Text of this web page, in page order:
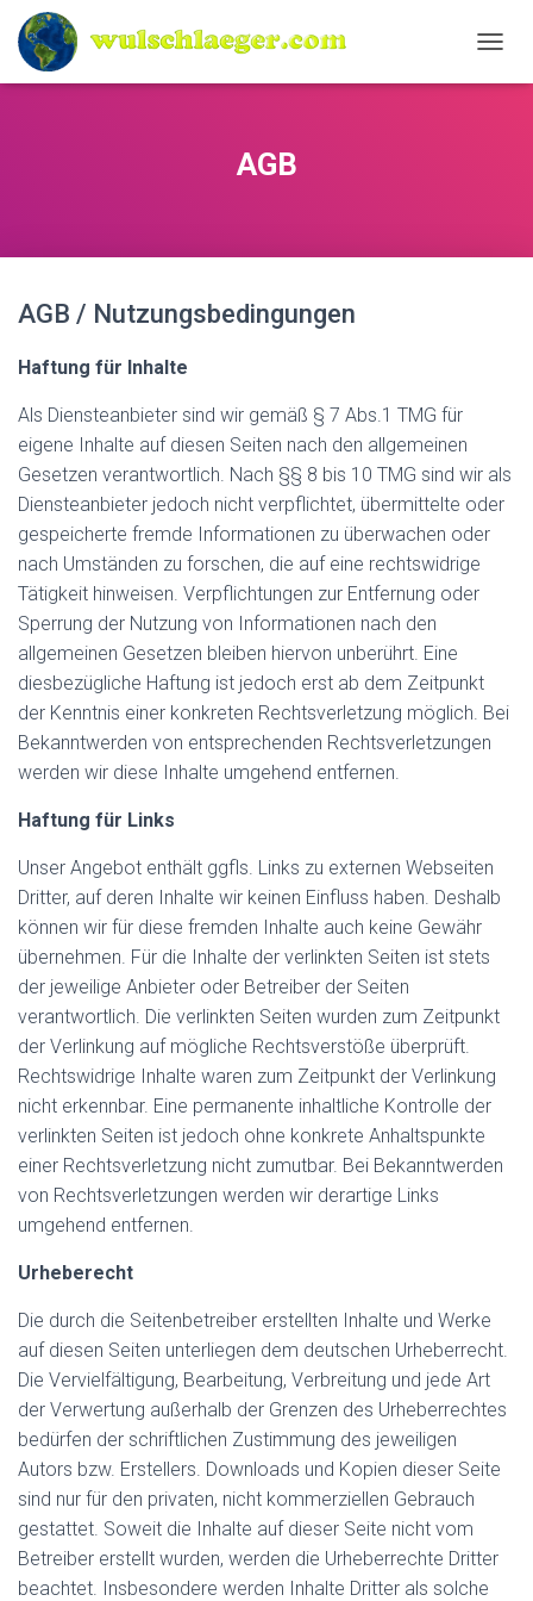
A
E
AGB
AGB / Nutzungsbedingungen
Haftung für Inhalte
Als Diensteanbieter sind wir gemäß § 7 Abs.1 TMG für
eigene Inhalte auf diesen Seiten nach den allgemeinen
Gesetzen verantwortlich. Nach §§ 8 bis 10 TMG sind wir als
Diensteanbieter jedoch nicht verpflichtet, übermittelte oder
gespeicherte fremde Informationen zu überwachen oder
nach Umständen zu forschen, die auf eine rechtswidrige
Tätigkeit hinweisen. Verpflichtungen zur Entfernung oder
Sperrung der Nutzung von Informationen nach den
allgemeinen Gesetzen bleiben hiervon unberührt. Eine
diesbezügliche Haftung ist jedoch erst ab dem Zeitpunkt
der Kenntnis einer konkreten Rechtsverletzung möglich. Bei
Bekanntwerden von entsprechenden Rechtsverletzungen
werden wir diese Inhalte umgehend entfernen.
Haftung für Links
Unser Angebot enthält ggfls. Links zu externen Webseiten
Dritter, auf deren Inhalte wir keinen Einfluss haben. Deshalb
können wir für diese fremden Inhalte auch keine Gewähr
übernehmen. Für die Inhalte der verlinkten Seiten ist stets
der jeweilige Anbieter oder Betreiber der Seiten
verantwortlich. Die verlinkten Seiten wurden zum Zeitpunkt
der Verlinkung auf mögliche Rechtsverstöße überprüft.
Rechtswidrige Inhalte waren zum Zeitpunkt der Verlinkung
nicht erkennbar. Eine permanente inhaltliche Kontrolle der
verlinkten Seiten ist jedoch ohne konkrete Anhaltspunkte
einer Rechtsverletzung nicht zumutbar. Bei Bekanntwerden
von Rechtsverletzungen werden wir derartige Links
umgehend entfernen.
Urheberecht
Die durch die Seitenbetreiber erstellten Inhalte und Werke
auf diesen Seiten unterliegen dem deutschen Urheberrecht.
Die Vervielfältigung, Bearbeitung, Verbreitung und jede Art
der Verwertung außerhalb der Grenzen des Urheberrechtes
bedürfen der schriftlichen Zustimmung des jeweiligen
Autors bzw. Erstellers. Downloads und Kopien dieser Seite
sind nur für den privaten, nicht kommerziellen Gebrauch
gestattet. Soweit die Inhalte auf dieser Seite nicht vom
Betreiber erstellt wurden, werden die Urheberrechte Dritter
beachtet. Insbesondere werden Inhalte Dritter als solche